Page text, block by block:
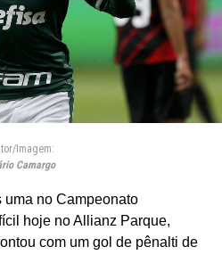
Imagem:
Camargo
no Campeonato
hoje no Allianz Parque,
com um gol de pênalti de